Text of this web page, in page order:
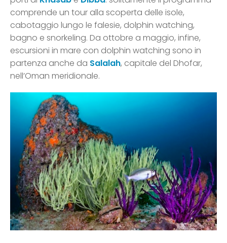
comprende un tour alla scoperta delle isole,
cabotaggio lungo le falesie, dolphin watching,
bagno e snorkeling. Da ottobre a maggio, infine,
escursioni in mare con dolphin watching sono in
partenza anche da Salalah, capitale del Dhofar,
nell’Oman meridionale.